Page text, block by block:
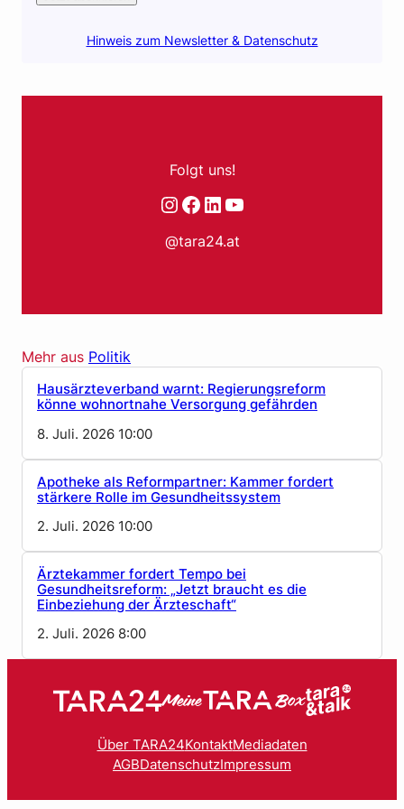
Hinweis zum Newsletter & Datenschutz
Folgt uns!
Instagram
Facebook
LinkedIn
YouTube
@tara24.at
Mehr aus Politik
Hausärzteverband warnt: Regierungsreform
könne wohnortnahe Versorgung gefährden
8. Juli. 2026 10:00
Apotheke als Reformpartner: Kammer fordert
stärkere Rolle im Gesundheitssystem
2. Juli. 2026 10:00
Ärztekammer fordert Tempo bei
Gesundheitsreform: „Jetzt braucht es die
Einbeziehung der Ärzteschaft“
2. Juli. 2026 8:00
Über TARA24KontaktMediadaten
AGBDatenschutzImpressum